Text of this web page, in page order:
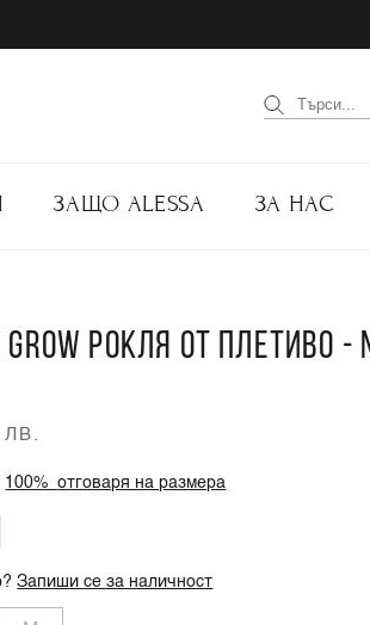
ЗАЩО ALESSA ЗА НАС
GROW РОКЛЯ ОТ ПЛЕТИВО -
100%отговаря на размера
Запиши се за наличност